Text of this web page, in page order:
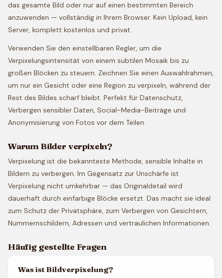
das gesamte Bild oder nur auf einen bestimmten Bereich
anzuwenden — vollständig in Ihrem Browser. Kein Upload, kein
Server, komplett kostenlos und privat.
Verwenden Sie den einstellbaren Regler, um die
Verpixelungsintensität von einem subtilen Mosaik bis zu
großen Blöcken zu steuern. Zeichnen Sie einen Auswahlrahmen,
um nur ein Gesicht oder eine Region zu verpixeln, während der
Rest des Bildes scharf bleibt. Perfekt für Datenschutz,
Verbergen sensibler Daten, Social-Media-Beiträge und
Anonymisierung von Fotos vor dem Teilen.
Warum Bilder verpixeln?
Verpixelung ist die bekannteste Methode, sensible Inhalte in
Bildern zu verbergen. Im Gegensatz zur Unschärfe ist
Verpixelung nicht umkehrbar — das Originaldetail wird
dauerhaft durch einfarbige Blöcke ersetzt. Das macht sie ideal
zum Schutz der Privatsphäre, zum Verbergen von Gesichtern,
Nummernschildern, Adressen und vertraulichen Informationen.
Häufig gestellte Fragen
Was ist Bildverpixelung?